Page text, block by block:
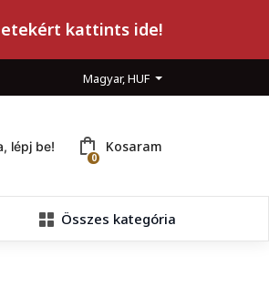
kattints ide!
Magyar, HUF
lépj be!
0
Kosaram
Összes kategória